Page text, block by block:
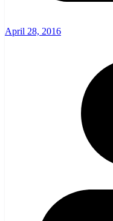
April 28, 2016